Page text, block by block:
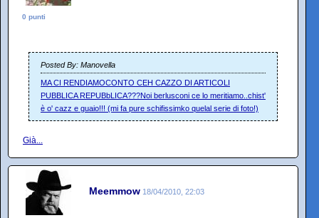
0 punti
Posted By: Manovella
MA CI RENDIAMOCONTO CEH CAZZO DI ARTICOLI
PUBBLICA REPUBbLICA???Noi berlusconi ce lo meritiamo..chist'
è o' cazz e guaio!!! (mi fa pure schifissimko quelal serie di foto!)
Già...
Meemmow 18/04/2010, 22:03